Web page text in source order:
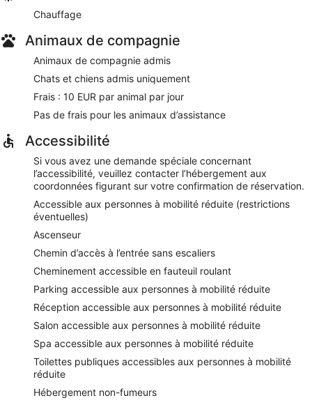
Chauffage
Animaux de compagnie
Animaux de compagnie admis
Chats et chiens admis uniquement
Frais : 10 EUR par animal par jour
Pas de frais pour les animaux d’assistance
Accessibilité
Si vous avez une demande spéciale concernant
l’accessibilité, veuillez contacter l’hébergement aux
coordonnées figurant sur votre confirmation de réservation.
Accessible aux personnes à mobilité réduite (restrictions
éventuelles)
Ascenseur
Chemin d’accès à l’entrée sans escaliers
Cheminement accessible en fauteuil roulant
Parking accessible aux personnes à mobilité réduite
Réception accessible aux personnes à mobilité réduite
Salon accessible aux personnes à mobilité réduite
Spa accessible aux personnes à mobilité réduite
Toilettes publiques accessibles aux personnes à mobilité
réduite
Hébergement non-fumeurs